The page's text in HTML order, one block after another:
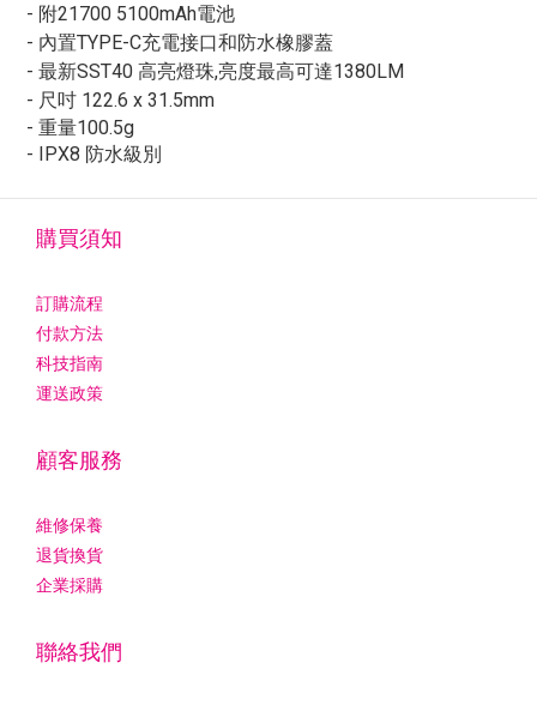
- 附21700 5100mAh電池
- 內置TYPE-C充電接口和防水橡膠蓋
- 最新SST40 高亮燈珠,亮度最高可達1380LM
- 尺吋 122.6 x 31.5mm
- 重量100.5g
- IPX8 防水級別
購買須知
訂購流程
付款方法
科技指南
運送政策
顧客服務
維修保養
退貨換貨
企業採購
聯絡我們